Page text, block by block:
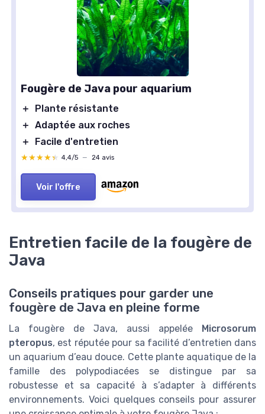
Fougère de Java pour aquarium
＋
Plante résistante
＋ Adaptée aux roches
＋
Facile d'entretien
★★★★★
★★★★★ 4,4/5 — 24 avis
Voir l'offre
Entretien facile de la fougère de
Java
Conseils pratiques pour garder une
fougère de Java en pleine forme
La fougère de Java, aussi appelée Microsorum
pteropus, est réputée pour sa facilité d’entretien dans
un aquarium d’eau douce. Cette plante aquatique de la
famille des polypodiacées se distingue par sa
robustesse et sa capacité à s’adapter à différents
environnements. Voici quelques conseils pour assurer